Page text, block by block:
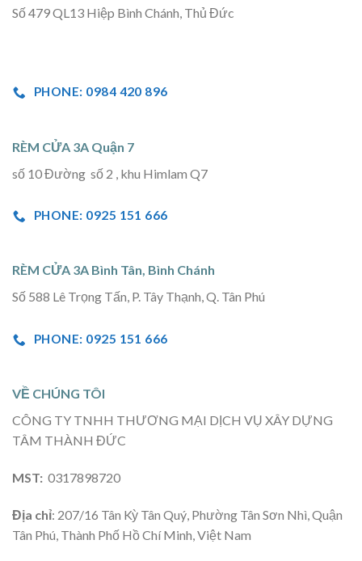
Số 479 QL13 Hiệp Bình Chánh, Thủ Đức
PHONE: 0984 420 896
RÈM CỬA 3A Quận 7
số 10 Đường số 2 , khu Himlam Q7
PHONE: 0925 151 666
RÈM CỬA 3A Bình Tân, Bình Chánh
Số 588 Lê Trọng Tấn, P. Tây Thạnh, Q. Tân Phú
PHONE: 0925 151 666
VỀ CHÚNG TÔI
CÔNG TY TNHH THƯƠNG MẠI DỊCH VỤ XÂY DỰNG
TÂM THÀNH ĐỨC
MST: 0317898720
Địa chỉ: 207/16 Tân Kỳ Tân Quý, Phường Tân Sơn Nhì, Quận
Tân Phú, Thành Phố Hồ Chí Minh, Việt Nam